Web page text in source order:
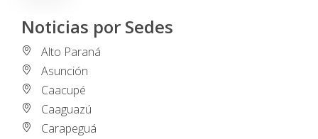
Noticias por Sedes
Alto Paraná
Asunción
Caacupé
Caaguazú
Carapeguá